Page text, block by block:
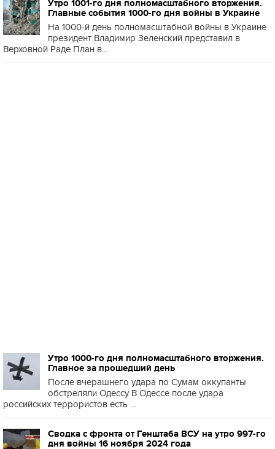
Утро 1001-го дня полномасштабного вторжения.
Главные события 1000-го дня войны в Украине
На 1000-й день полномасштабной войны в Украине
президент Владимир Зеленский представил в
Верховной Раде План в...
Утро 1000-го дня полномасштабного вторжения.
Главное за прошедший день
После вчерашнего удара по Сумам оккупанты
обстреляли Одессу В Одессе после удара
российских террористов есть ...
Сводка с фронта от Генштаба ВСУ на утро 997-го
дня войны 16 ноября 2024 года